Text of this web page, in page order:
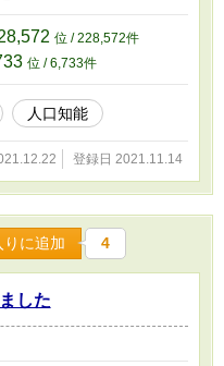
、スマホは人間の手に寄生
。 短編「僕以外がスマホ
います。 他サイトからの
位 / 228,572件
位 / 6,733件
人口知能
登録日 2021.11.14
りに追加 4
した